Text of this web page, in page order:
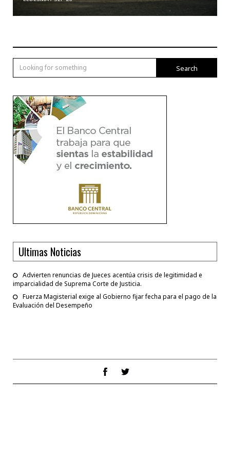
Search
Ultimas Noticias
Advierten renuncias de Jueces acentúa crisis de legitimidad e
imparcialidad de Suprema Corte de Justicia.
Fuerza Magisterial exige al Gobierno fijar fecha para el pago de la
Evaluación del Desempeño